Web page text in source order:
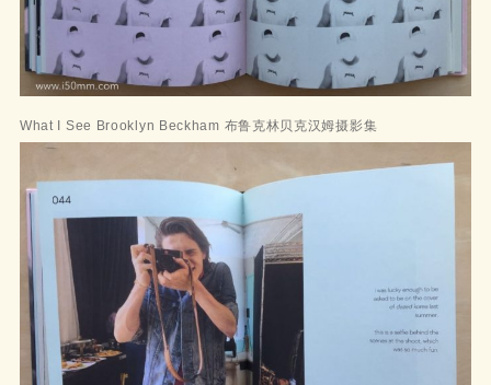
What I See Brooklyn Beckham 布鲁克林贝克汉姆摄影集